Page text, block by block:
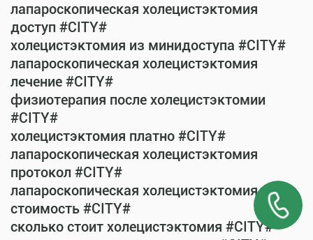
лапароскопическая холецистэктомия
доступ #CITY#
холецистэктомия из минидоступа #CITY#
лапароскопическая холецистэктомия
лечение #CITY#
физиотерапия после холецистэктомии
#CITY#
холецистэктомия платно #CITY#
лапароскопическая холецистэктомия
протокол #CITY#
лапароскопическая холецистэктомия
стоимость #CITY#
сколько стоит холецистэктомия #CITY#